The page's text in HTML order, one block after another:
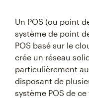
Un POS (ou point
système de point
POS basé sur le
crée un réseau
particulièrement
disposant de
système POS de